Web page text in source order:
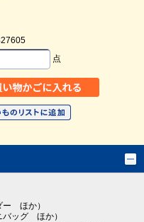
点
ー ほか）
バッグ ほか）